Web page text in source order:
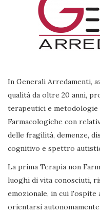
In Generali Arredamenti,
qualità da oltre 20 anni,
terapeutici e
Farmacologiche con
delle fragilità, demenze,
cognitivo e spettro
La prima Terapia non
luoghi di vita conosciuti,
emozionale, in cui l'ospite
orientarsi